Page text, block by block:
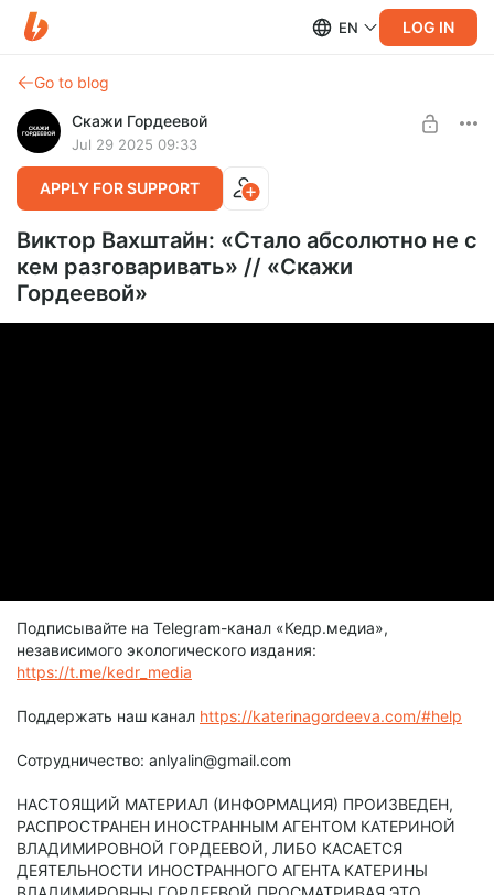
EN LOG IN
Go to blog
Скажи Гордеевой
Jul 29 2025 09:33
APPLY FOR SUPPORT
Виктор Вахштайн: «Стало абсолютно не с
кем разговаривать» // «Скажи
Гордеевой»
Подписывайте на Telegram-канал «Кедр.медиа»,
независимого экологического издания:
https://t.me/kedr_media
Поддержать наш канал https://katerinagordeeva.com/#help
Сотрудничество: anlyalin@gmail.com
НАСТОЯЩИЙ МАТЕРИАЛ (ИНФОРМАЦИЯ) ПРОИЗВЕДЕН,
РАСПРОСТРАНЕН ИНОСТРАННЫМ АГЕНТОМ КАТЕРИНОЙ
ВЛАДИМИРОВНОЙ ГОРДЕЕВОЙ, ЛИБО КАСАЕТСЯ
ДЕЯТЕЛЬНОСТИ ИНОСТРАННОГО АГЕНТА КАТЕРИНЫ